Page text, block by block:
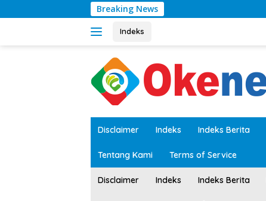
ke
Breaking News
Indeks
Disclaimer Indeks Indeks Berita
Tentang Kami Terms of Service
Disclaimer Indeks Indeks Berita